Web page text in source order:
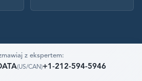
z ekspertem:
(US/CAN)+1-212-594-5946